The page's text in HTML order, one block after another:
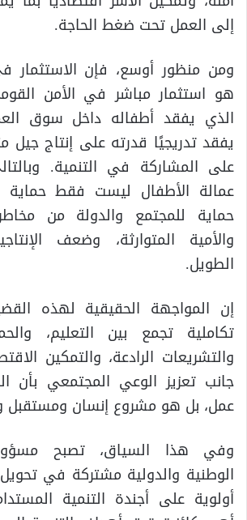
إلى العمل تحت ضغط الحاجة.
ومن منظور أوسع، فإن الاستثمار
هو استثمار مباشر في الأمن
الذي يفقد أطفاله داخل سوق
يفقد تدريجيًا قدرته على إنتاج جيل
على المشاركة في التنمية.
عمالة الأطفال ليست فقط
حماية للمجتمع والدولة من
والأمية المتوارثة، وضعف
الطويل.
إن المواجهة الحقيقية لهذه
تكاملية تجمع بين التعليم،
والتشريعات الرادعة، والتمكين
جانب تعزيز الوعي المجتمعي
عمل، بل هو مشروع إنسان
وفي هذا السياق، تصبح
الوطنية والدولية مشتركة في
أولوية على أجندة التنمية